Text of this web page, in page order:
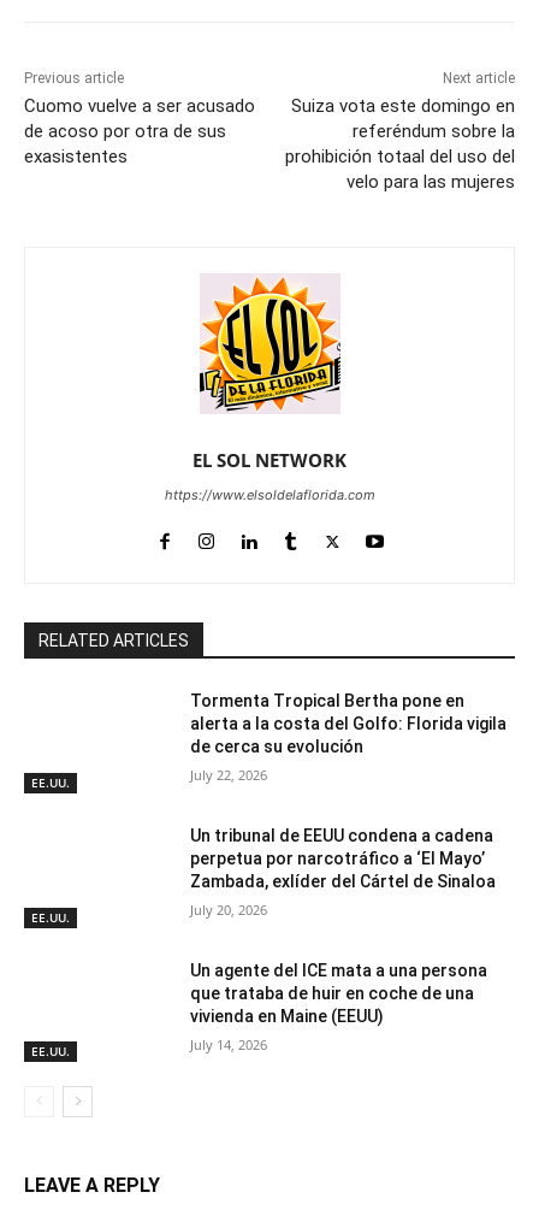
Previous article
Cuomo vuelve a ser acusado
de acoso por otra de sus
exasistentes
Next article
Suiza vota este domingo en
referéndum sobre la
prohibición totaal del uso del
velo para las mujeres
EL SOL NETWORK
https://www.elsoldelaflorida.com
RELATED ARTICLES
EE.UU.
Tormenta Tropical Bertha pone en
alerta a la costa del Golfo: Florida vigila
de cerca su evolución
July 22, 2026
EE.UU.
Un tribunal de EEUU condena a cadena
perpetua por narcotráfico a ‘El Mayo’
Zambada, exlíder del Cártel de Sinaloa
July 20, 2026
EE.UU.
Un agente del ICE mata a una persona
que trataba de huir en coche de una
vivienda en Maine (EEUU)
July 14, 2026
LEAVE A REPLY